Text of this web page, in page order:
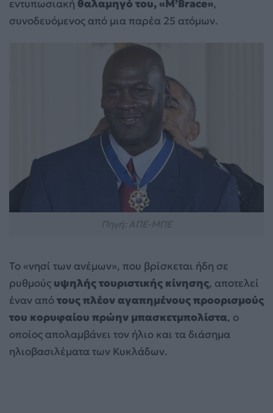
εντυπωσιακή θαλαμηγό του, «M’Brace»,
συνοδευόμενος από μια παρέα 25 ατόμων.
Το «νησί των ανέμων», που βρίσκεται ήδη σε
ρυθμούς υψηλής τουριστικής κίνησης, αποτελεί
έναν απότους πλέον αγαπημένους προορισμούς
του κορυφαίου πρώην μπασκετμπολίστα, ο
οποίος απολαμβάνει τον ήλιο και τα διάσημα
ηλιοβασιλέματα των Κυκλάδων.